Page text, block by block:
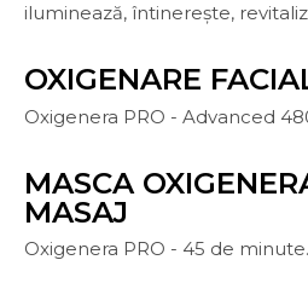
iluminează, întinerește,
OXIGENARE
Oxigenera PRO - Advanced
MASCA
MASAJ
Oxigenera PRO - 45 de minute.